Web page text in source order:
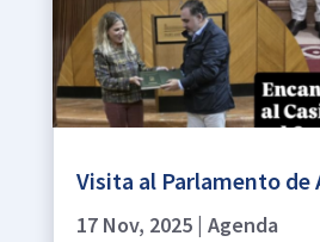
Visita al Parlamento de
17 Nov, 2025| Agenda